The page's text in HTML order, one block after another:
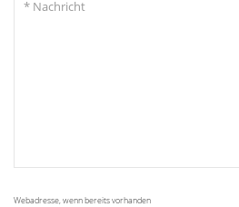
Webadresse, wenn bereits vorhanden